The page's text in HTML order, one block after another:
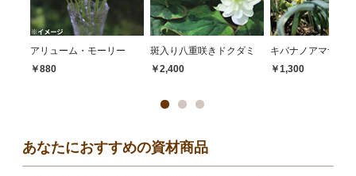
アリューム・モーリー
￥880
斑入り八重咲きドクダミ
￥2,400
キバナノアマナ
￥1,300
あなたにおすすめの資材商品